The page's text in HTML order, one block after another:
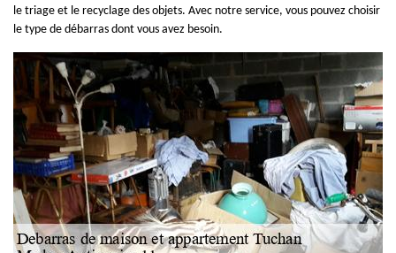
le triage et le recyclage des objets. Avec notre service, vous pouvez choisir
le type de débarras dont vous avez besoin.